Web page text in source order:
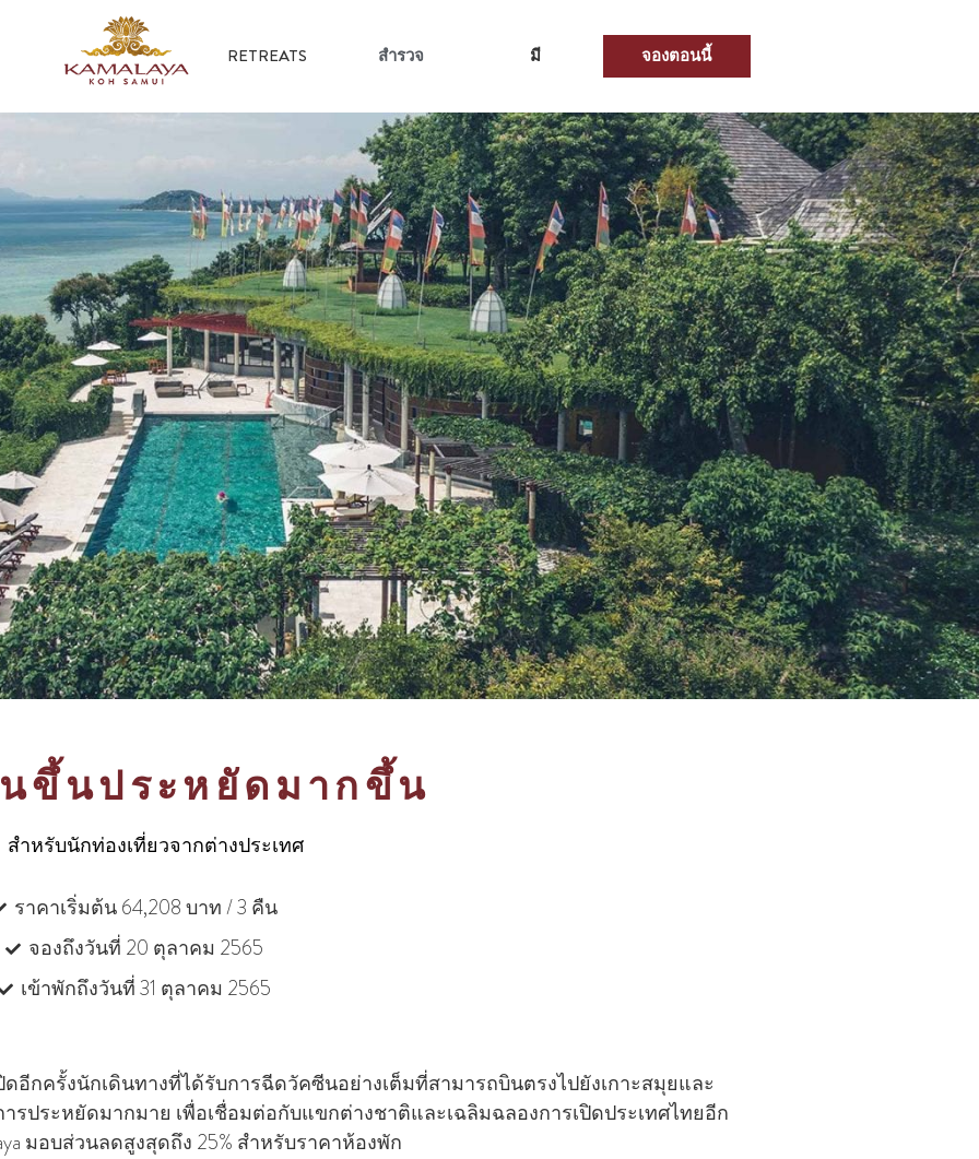
RETREATS สำรวจ มี จองตอนนี้
ขึ้นประหยัดมากขึ้น
สําหรับนักท่องเที่ยวจากต่างประเทศ
ราคาเริ่มต้น 64,208 บาท / 3 คืน
จองถึงวันที่ 20 ตุลาคม 2565
เข้าพักถึงวันที่ 31 ตุลาคม 2565
อีกครั้งนักเดินทางที่ได้รับการฉีดวัคซีนอย่างเต็มที่สามารถบินตรงไปยังเกาะสมุยและ
ประหยัดมากมาย เพื่อเชื่อมต่อกับแขกต่างชาติและเฉลิมฉลองการเปิดประเทศไทยอีก
มอบส่วนลดสูงสุดถึง 25% สําหรับราคาห้องพัก